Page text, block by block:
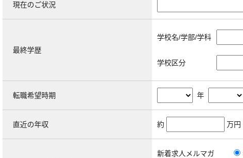
現在のご状況
最終学歴
学校名/学部/学科
学校区分
転職希望時期 年
直近の年収 約 万円
新着求人メルマガ